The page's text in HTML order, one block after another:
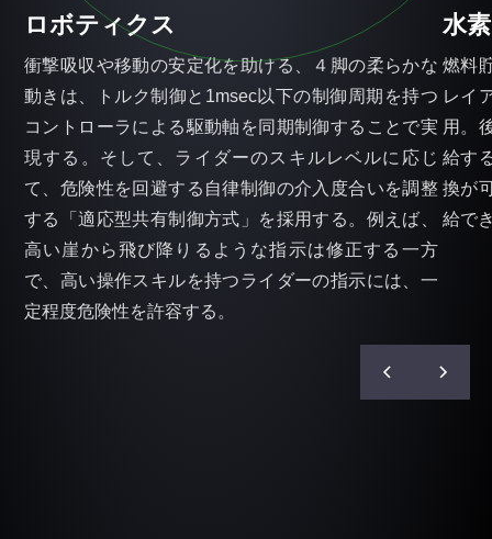
ロボティクス
衝撃吸収や移動の安定化を助ける、４脚の柔らかな
動きは、トルク制御と1msec以下の制御周期を持つ
コントローラによる駆動軸を同期制御することで実
現する。そして、ライダーのスキルレベルに応じ
て、危険性を回避する自律制御の介入度合いを調整
する「適応型共有制御方式」を採用する。例えば、
高い崖から飛び降りるような指示は修正する一方
で、高い操作スキルを持つライダーの指示には、一
定程度危険性を許容する。
水
燃料
レイ
用。
給す
換が
給で